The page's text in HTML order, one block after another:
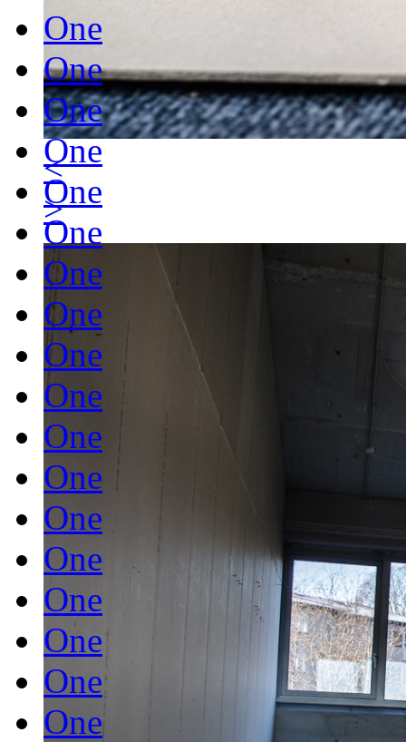
<
>
One
One
One
One
One
One
One
One
One
One
One
One
One
One
One
One
One
One